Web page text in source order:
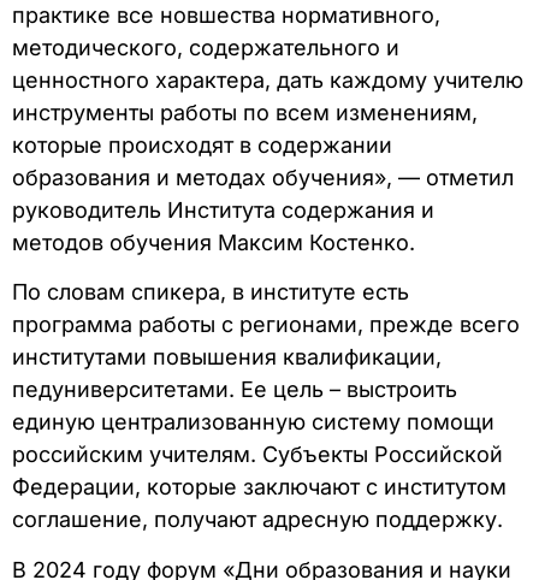
практике все новшества нормативного,
методического, содержательного и
ценностного характера, дать каждому учителю
инструменты работы по всем изменениям,
которые происходят в содержании
образования и методах обучения», — отметил
руководитель Института содержания и
методов обучения Максим Костенко.
По словам спикера, в институте есть
программа работы с регионами, прежде всего
институтами повышения квалификации,
педуниверситетами. Ее цель – выстроить
единую централизованную систему помощи
российским учителям. Субъекты Российской
Федерации, которые заключают с институтом
соглашение, получают адресную поддержку.
В 2024 году форум «Дни образования и науки